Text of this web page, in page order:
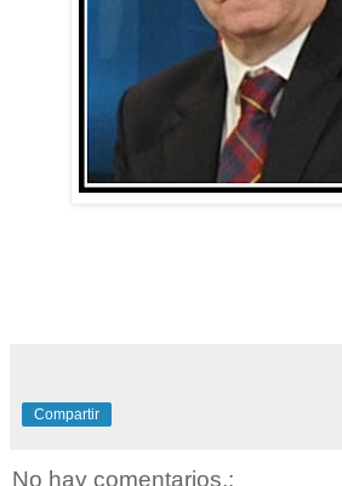
Compartir
No hay comentarios.: